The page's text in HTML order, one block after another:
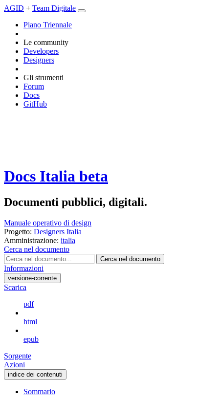
AGID + Team Digitale
Piano Triennale
Le community
Developers
Designers
Gli strumenti
Forum
Docs
GitHub
Docs Italia beta
Documenti pubblici, digitali.
Manuale operativo di design
Progetto: Designers Italia
Amministrazione: italia
Cerca nel documento
Cerca nel documento
Informazioni
versione-corrente
Scarica
pdf
html
epub
Sorgente
Azioni
indice dei contenuti
Sommario